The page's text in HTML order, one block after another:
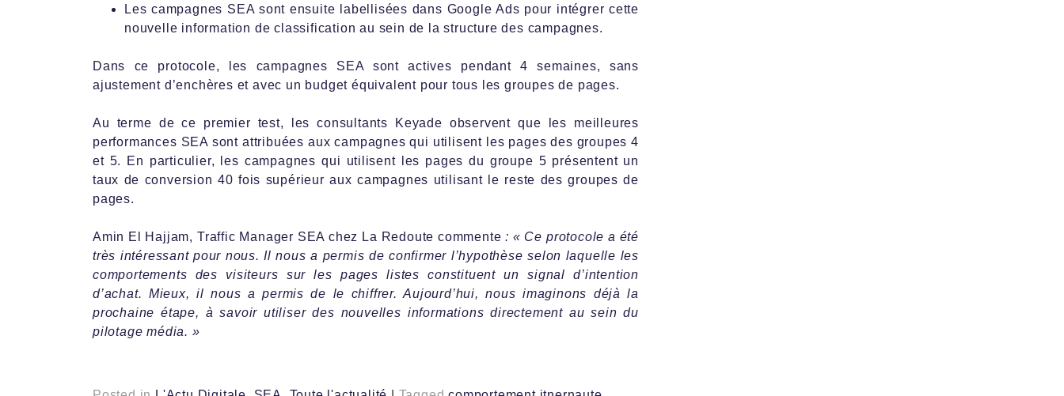
Les campagnes SEA sont ensuite labellisées dans Google Ads pour intégrer cette
nouvelle information de classification au sein de la structure des campagnes.
Dans ce protocole, les campagnes SEA sont actives pendant 4 semaines, sans
ajustement d’enchères et avec un budget équivalent pour tous les groupes de pages.
Au terme de ce premier test, les consultants Keyade observent que les meilleures
performances SEA sont attribuées aux campagnes qui utilisent les pages des groupes 4
et 5. En particulier, les campagnes qui utilisent les pages du groupe 5 présentent un
taux de conversion 40 fois supérieur aux campagnes utilisant le reste des groupes de
pages.
Amin El Hajjam, Traffic Manager SEA chez La Redoute commente: « Ce protocole a été
très intéressant pour nous. Il nous a permis de confirmer l’hypothèse selon laquelle les
comportements des visiteurs sur les pages listes constituent un signal d’intention
d’achat. Mieux, il nous a permis de le chiffrer. Aujourd’hui, nous imaginons déjà la
prochaine étape, à savoir utiliser des nouvelles informations directement au sein du
pilotage média. »